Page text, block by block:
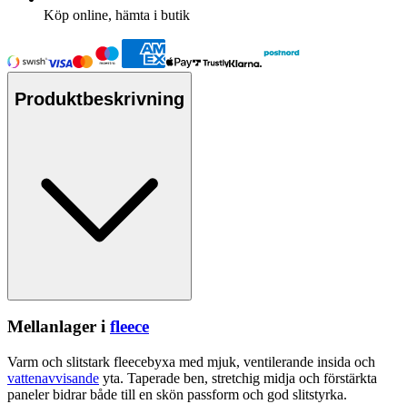
Köp online, hämta i butik
Produktbeskrivning
Mellanlager i fleece
Varm och slitstark fleecebyxa med mjuk, ventilerande insida och
vattenavvisande yta. Taperade ben, stretchig midja och förstärkta
paneler bidrar både till en skön passform och god slitstyrka.